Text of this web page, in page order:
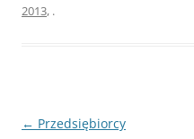
2013, .
Nawigacja
← Przedsiębiorcy